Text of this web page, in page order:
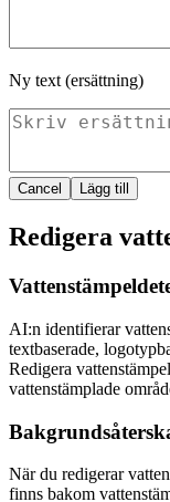
Ny text (ersättning)
Cancel Lägg till
Redigera
AI:n identifierar
textbaserade,
Redigera
vattenstämplade
När du redigerar
finns bakom